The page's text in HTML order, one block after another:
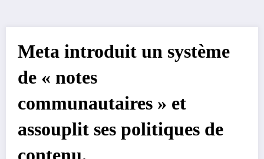
Meta introduit un système
de « notes
communautaires » et
assouplit ses politiques de